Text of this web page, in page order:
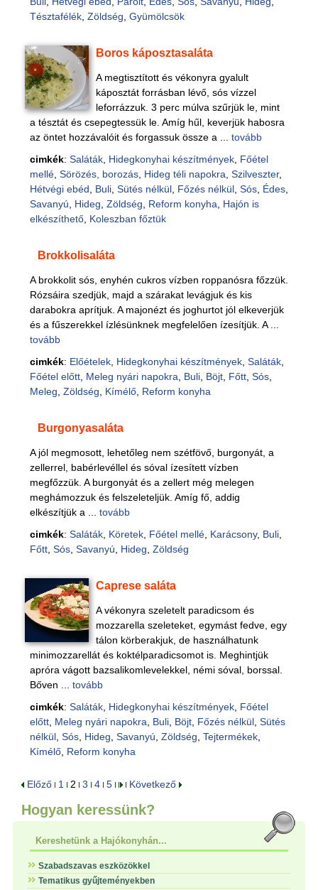
Tésztafélék, Zöldség Gyümölcsök
Boros káposztasaláta
A megtisztított és vékonyra gyalult
káposztát forrásban lévő, sós vízzel
leforrázzuk. 3 perc múlva szűrjük le, mint
a tésztát és csepegtessük le. Amíg hűl, keverjük habosra
az öntet hozzávalóit és forgassuk össze a ... tovább
cimkék: Saláták, Hidegkonyhai készítmények, Főétel
mellé, Sörözés, borozás, Hideg téli napokra Szilveszter,
Hétvégi ebéd
Buli, Sütés nélkül, Főzés nélkül, Sós, Édes,
Savanyú
Hideg Zöldség Reform konyha
Hajón is
elkészíthető, Koleszban főztük
Brokkolisaláta
A brokkolit sós, enyhén cukros vízben roppanósra főzzük.
Rózsáira szedjük, majd a szárakat levágjuk és kis
darabokra aprítjuk. A majonézt és joghurtot jól elkeverjük
és a fűszerekkel ízlésünknek megfelelően ízesítjük. A ...
tovább
cimkék: Előételek, Hidegkonyhai készítmények, Saláták,
Főétel előtt, Meleg nyári napokra Buli, Böjt, Főtt, Sós,
Meleg Zöldség Kímélő, Reform konyha
Burgonyasaláta
A jól megmosott, lehetőleg nem szétfövő, burgonyát, a
zellerrel, babérlevéllel és sóval ízesített vízben
megfőzzük. A burgonyát és a zellert még melegen
meghámozzuk és felszeleteljük. Amíg fő, addig
elkészítjük a ... tovább
cimkék: Saláták, Köretek, Főétel mellé, Karácsony, Buli,
Főtt, Sós, Savanyú Hideg Zöldség
Caprese saláta
A vékonyra szeletelt paradicsom és
mozzarella szeleteket, egymást fedve, egy
tálon körberakjuk, de használhatunk
minimozzarellát és koktélparadicsomot is. Meghintjük
apróra vágott bazsalikomlevelekkel, némi sóval, borssal.
Bőven ... tovább
cimkék: Saláták, Hidegkonyhai készítmények, Főétel
előtt, Meleg nyári napokra Buli, Böjt, Főzés nélkül, Sütés
nélkül, Sós, Hideg Savanyú Zöldség Tejtermékek,
Kímélő, Reform konyha
Előző 1 2 3 4 5 Következő
Hogyan keressünk?
Kereshetünk a Hajókonyhán...
Szabadszavas eszközökkel
Tematikus gyűjteményekben